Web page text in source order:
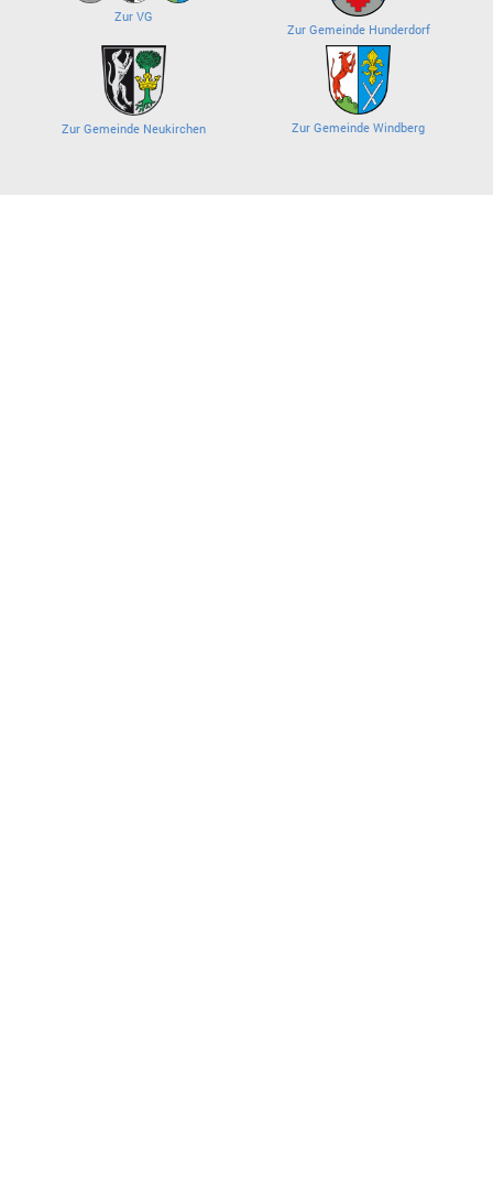
Zur VG
Zur Gemeinde Hunderdorf
Zur Gemeinde Neukirchen Zur Gemeinde Windberg